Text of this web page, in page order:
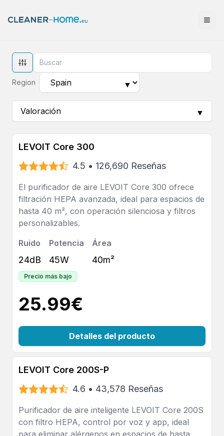
Region ▼
Valoración ▼
LEVOIT Core 300
4.5 • 126,690 Reseñas
El purificador de aire LEVOIT Core 300 ofrece
filtración HEPA avanzada, ideal para espacios de
hasta 40 m², con operación silenciosa y filtros
personalizables.
Ruido
24dB
Potencia
45W
Área
40m²
Precio más bajo
25.99€
Detalles del producto
LEVOIT Core 200S-P
4.6 • 43,578 Reseñas
Purificador de aire inteligente LEVOIT Core 200S
con filtro HEPA, control por voz y app, ideal
para eliminar alérgenos en espacios de hasta